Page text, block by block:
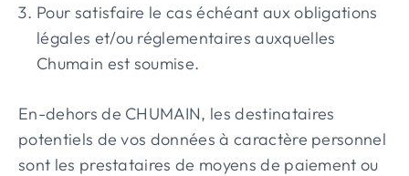
Pour satisfaire le cas échéant aux obligations
légales et/ou réglementaires auxquelles
Chumain est soumise.
En-dehors de CHUMAIN, les destinataires
potentiels de vos données à caractère personnel
sont les prestataires de moyens de paiement ou